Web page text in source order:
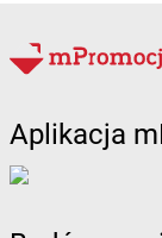
Aplikacja